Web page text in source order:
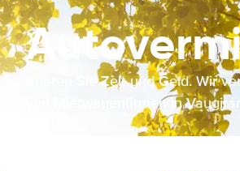
Sparen Sie Zeit und Geld. Wir
von Mietwagenfirmen in